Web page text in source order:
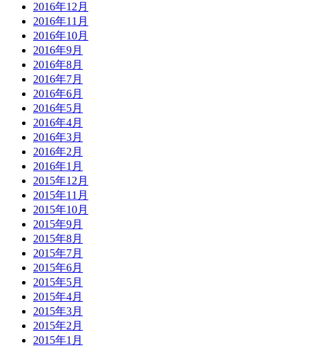
2016年12月
2016年11月
2016年10月
2016年9月
2016年8月
2016年7月
2016年6月
2016年5月
2016年4月
2016年3月
2016年2月
2016年1月
2015年12月
2015年11月
2015年10月
2015年9月
2015年8月
2015年7月
2015年6月
2015年5月
2015年4月
2015年3月
2015年2月
2015年1月